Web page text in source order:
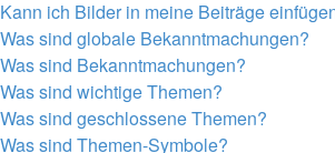
Kann ich Bilder in meine Beiträge
Was sind globale Bekanntmachungen?
Was sind Bekanntmachungen?
Was sind wichtige Themen?
Was sind geschlossene Themen?
Was sind Themen-Symbole?